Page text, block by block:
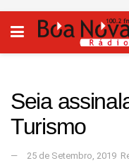
Seia
Turismo
25 de Setembro, 2019